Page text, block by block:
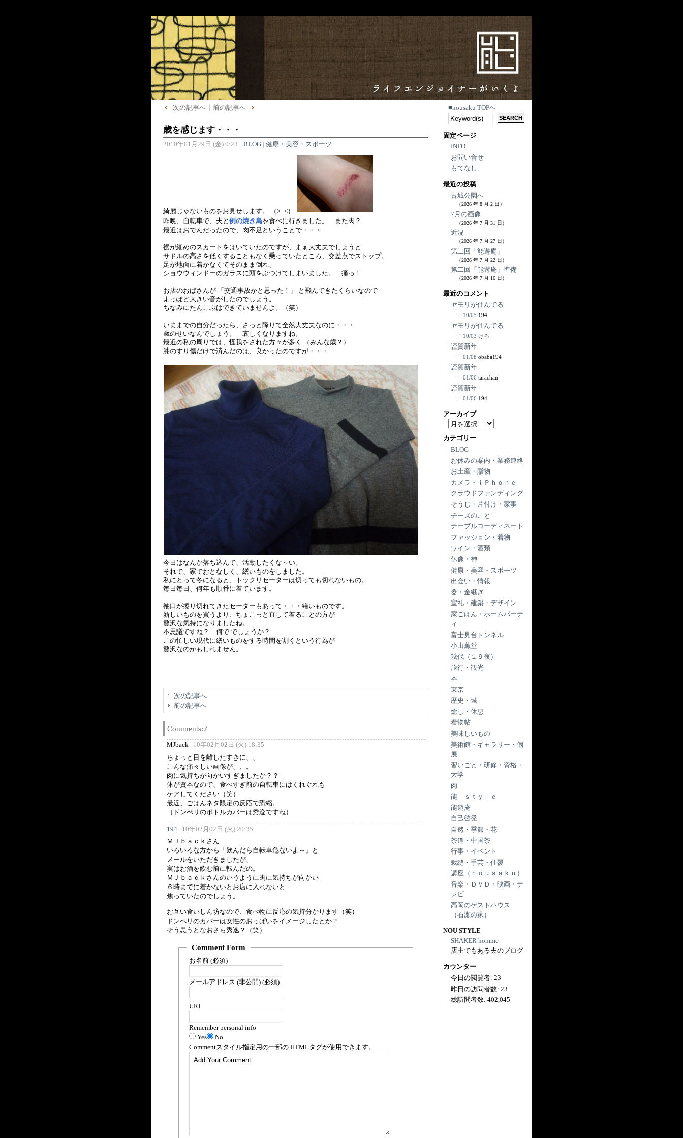
次の記事へ 前の記事へ
歳を感じます・・・
2010年01月29日 (金) 0:23 BLOG| 健康・美容・スポーツ
綺麗じゃないものをお見せします。 （>_<）
昨晩、自転車で、夫と 例の焼き鳥を食べに行きました。 また肉？
最近はおでんだったので、肉不足ということで・・・
裾が細めのスカートをはいていたのですが、まぁ大丈夫でしょうと
サドルの高さを低くすることもなく乗っていたところ、交差点でストップ。
足が地面に着かなくてそのまま倒れ、
ショウウィンドーのガラスに頭をぶつけてしまいました。 痛っ！
お店のおばさんが 「交通事故かと思った！」 と飛んできたくらいなので
よっぽど大きい音がしたのでしょう。
ちなみにたんこぶはできていませんよ。（笑）
いままでの自分だったら、さっと降りて全然大丈夫なのに・・・
歳のせいなんでしょう。 哀しくなりますね。
最近の私の周りでは、怪我をされた方々が多く （みんな歳？）
膝のすり傷だけで済んだのは、良かったのですが・・・
今日はなんか落ち込んで、活動したくな～い。
それで、家でおとなしく、繕いものをしました。
私にとって冬になると、トックリセーターは切っても切れないもの。
毎日毎日、何年も順番に着ています。
袖口が擦り切れてきたセーターもあって・・・繕いものです。
新しいものを買うより、ちょこっと直して着ることの方が
贅沢な気持になりましたね。
不思議ですね？ 何で でしょうか？
この忙しい現代に繕いものをする時間を割くという行為が
贅沢なのかもしれません。
次の記事へ
前の記事へ
Comments:2
MJback
10年02月02日 (火) 18:35
ちょっと目を離したすきに、、
こんな痛々しい画像が、、。
肉に気持ちが向かいすぎましたか？？
体が資本なので、食べすぎ前の自転車にはくれぐれも
ケアしてください（笑）
最近、ごはんネタ限定の反応で恐縮。
（ドンぺリのボトルカバーは秀逸ですね）
194
10年02月02日 (火) 20:35
ＭＪｂａｃｋさん
いろいろな方から「飲んだら自転車危ないよ～」と
メールをいただきましたが、
実はお酒を飲む前に転んだの。
ＭＪｂａｃｋさんのいうように肉に気持ちが向かい
６時までに着かないとお店に入れないと
焦っていたのでしょう。
お互い食いしん坊なので、食べ物に反応の気持分かります（笑）
ドンペリのカバーは女性のおっぱいをイメージしたとか？
そう思うとなおさら秀逸？（笑）
Comment Form
お名前 (必須)
メールアドレス (非公開) (必須)
URI
Remember personal info
Yes
No
Commentスタイル指定用の一部の HTMLタグが使用できます。
■nousaku TOPへ
固定ページ
INFO
お問い合せ
もてなし
最近の投稿
古城公園へ
（2026 年 8 月 2 日）
7月の画像
（2026 年 7 月 31 日）
近況
（2026 年 7 月 27 日）
第二回「能遊庵」
（2026 年 7 月 22 日）
第二回「能遊庵」準備
（2026 年 7 月 16 日）
最近のコメント
ヤモリが住んでる
10/05 194
ヤモリが住んでる
10/03 けろ
謹賀新年
01/08 obaba194
謹賀新年
01/06 tarachan
謹賀新年
01/06 194
アーカイブ
ア
カ
イ
ブ
カテゴリー
BLOG
お休みの案内・業務連絡
お土産・贈物
カメラ・ｉＰｈｏｎｅ
クラウドファンディング
そうじ・片付け・家事
チーズのこと
テーブルコーディネート
ファッション・着物
ワイン・酒類
仏像・神
健康・美容・スポーツ
出会い・情報
器・金継ぎ
室礼・建築・デザイン
家ごはん・ホームパーテ
ィ
富士見台トンネル
小山薫堂
幾代（１９夜）
旅行・観光
本
東京
歴史・城
癒し・休息
着物帖
美味しいもの
美術館・ギャラリー・個
展
習いごと・研修・資格・
大学
肉
能 ｓｔｙｌｅ
能遊庵
自己啓発
自然・季節・花
茶道・中国茶
行事・イベント
裁縫・手芸・仕覆
講座（ｎｏｕｓａｋｕ）
音楽・ＤＶＤ・映画・テ
レビ
高岡のゲストハウス
（石瀬の家）
NOU STYLE
SHAKER homme
店主でもある夫のブログ
カウンター
今日の閲覧者:23
昨日の訪問者数:23
総訪問者数:402,045